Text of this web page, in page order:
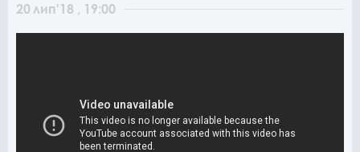
20 лип'18 , 19:00